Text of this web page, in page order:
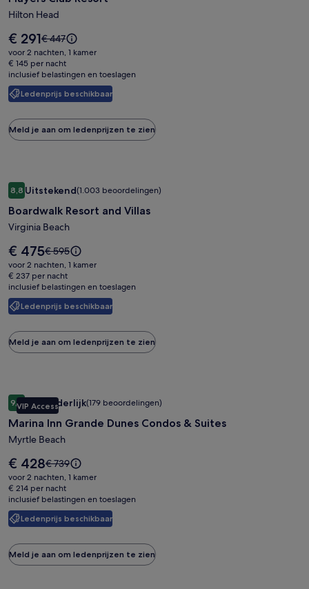
Club
Resort
Hilton Head
Ledenprijs beschikbaar
De
prijs
is
€ 291
€ 291De
prijs
was
€ 447,
zie
meer
het
€ 447
voor 2 nachten, 1 kamer
€ 145 per nacht
inclusief belastingen en toeslagen
Meld je aan om ledenprijzen te zien
Fotogalerie
voor
Boardwalk
Resort
and
Villas
8,88,8 op 10, Uitstekend, (1.003 beoordelingen)
Uitstekend(1.003 beoordelingen)
Boardwalk Resort and Villas
Virginia Beach
Ledenprijs beschikbaar
De
prijs
is
€ 475
€ 475De
prijs
was
€ 595,
zie
meer
het
€ 595
voor 2 nachten, 1 kamer
€ 237 per nacht
inclusief belastingen en toeslagen
Boardwalk Resort and Villas
Meld je aan om ledenprijzen te zien
Fotogalerie
voor
Marina
Inn
Grande
Dunes
Condos
&
Suites
VIP Access
9,49,4 op 10, Uitzonderlijk, (179 beoordelingen)
Uitzonderlijk(179 beoordelingen)
Marina Inn Grande Dunes Condos & Suites
Myrtle Beach
Ledenprijs beschikbaar
De
prijs
is
€ 428
€ 428De
prijs
was
€ 739,
zie
meer
het
€ 739
voor 2 nachten, 1 kamer
€ 214 per nacht
inclusief belastingen en toeslagen
Marina Inn Grande Dunes Condos & Suites
Meld je aan om ledenprijzen te zien